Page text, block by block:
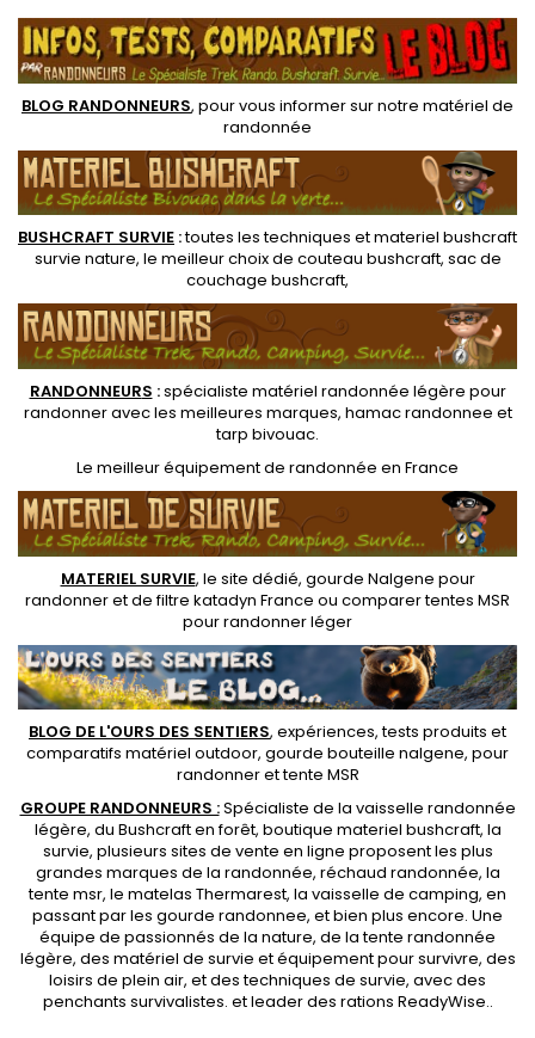
saisons est légère,
compacte et surtout robuste
avec des matériaux qui
résistent aux éléments,...
double toit protège du
mauvais temps et son
aération est optimisée. Les
murs verticaux assurent le
plus grand...
BLOG RANDONNEURS, pour vous informer sur notre matériel de
randonnée
BUSHCRAFT SURVIE :toutes les techniques etmateriel bushcraft
survie nature, le meilleur choix de couteau bushcraft, sac de
couchage bushcraft,
RANDONNEURS :spécialiste matériel randonnée légère pour
randonner avec les meilleures marques, hamac randonnee et
tarp bivouac.
Le meilleur équipement de randonnée en France
MATERIEL SURVIE, le site dédié, gourde Nalgene pour
randonneret defiltre katadyn France ou comparer tentes MSR
pour randonner léger
BLOG DE L'OURS DES SENTIERS, expériences, tests produits et
comparatifs matériel outdoor, gourde bouteille nalgene, pour
randonner ettente MSR
GROUPE RANDONNEURS :Spécialiste de la vaisselle randonnée
légère, du Bushcraft en forêt, boutique materiel bushcraft, la
survie, plusieurs sites de vente en ligne proposent les plus
grandes marques de la randonnée, réchaud randonnée, la
tente msr, le matelas Thermarest, la vaisselle de camping, en
passant par les gourde randonnee, et bien plus encore. Une
équipe de passionnés de la nature, de latente randonnée
légère, des matériel de survie et équipement pour survivre, des
loisirs de plein air, et des techniques de survie, avec des
penchants survivalistes. et leader des rations ReadyWise..